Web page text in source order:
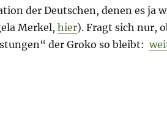
der Deutschen, denen es ja
Merkel, hier). Fragt sich nur,
der Groko so bleibt: